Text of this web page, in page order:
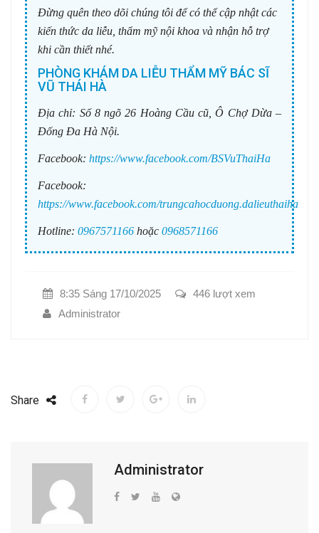
Đừng quên theo dõi chúng tôi để có thể cập nhật các
kiến thức da liễu, thẩm mỹ nội khoa và nhận hỗ trợ
khi cần thiết nhé.
PHÒNG KHÁM DA LIỄU THẨM MỸ BÁC SĨ
VŨ THÁI HÀ
Địa chỉ: Số 8 ngõ 26 Hoàng Cầu cũ, Ô Chợ Dừa –
Đống Đa Hà Nội.
Facebook: https://www.facebook.com/BSVuThaiHa
Facebook:
https://www.facebook.com/trungcahocduong.dalieuthaiha
Hotline: 0967571166 hoặc 0968571166
8:35 Sáng 17/10/2025
446 lượt xem
Administrator
Share
Administrator